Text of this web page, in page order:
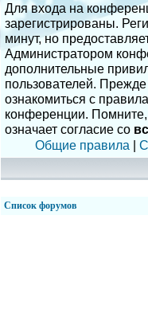
Для входа на
зарегистрированы.
минут, но
Администратором
дополнительные
пользователей.
ознакомиться с
конференции.
означает согласие со
Общие правила |
Список форумов